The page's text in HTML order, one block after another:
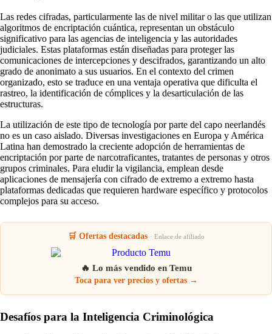
Las redes cifradas, particularmente las de nivel militar o las que utilizan
algoritmos de encriptación cuántica, representan un obstáculo
significativo para las agencias de inteligencia y las autoridades
judiciales. Estas plataformas están diseñadas para proteger las
comunicaciones de intercepciones y descifrados, garantizando un alto
grado de anonimato a sus usuarios. En el contexto del crimen
organizado, esto se traduce en una ventaja operativa que dificulta el
rastreo, la identificación de cómplices y la desarticulación de las
estructuras.
La utilización de este tipo de tecnología por parte del capo neerlandés
no es un caso aislado. Diversas investigaciones en Europa y América
Latina han demostrado la creciente adopción de herramientas de
encriptación por parte de narcotraficantes, tratantes de personas y otros
grupos criminales. Para eludir la vigilancia, emplean desde
aplicaciones de mensajería con cifrado de extremo a extremo hasta
plataformas dedicadas que requieren hardware específico y protocolos
complejos para su acceso.
🛒 Ofertas destacadas · Enlace de afiliado
🔥 Lo más vendido en Temu
Toca para ver precios y ofertas →
Desafíos para la Inteligencia Criminológica